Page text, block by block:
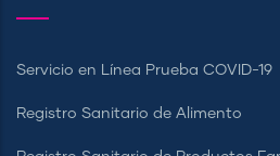
Servicio en Línea Prueba COVID-19
Registro Sanitario de Alimento